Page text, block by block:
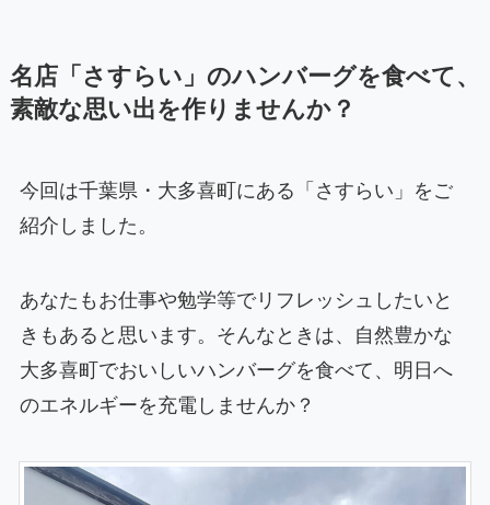
名店「さすらい」のハンバーグを食べて、
素敵な思い出を作りませんか？
今回は千葉県・大多喜町にある「さすらい」をご
紹介しました。
あなたもお仕事や勉学等でリフレッシュしたいと
きもあると思います。そんなときは、自然豊かな
大多喜町でおいしいハンバーグを食べて、明日へ
のエネルギーを充電しませんか？